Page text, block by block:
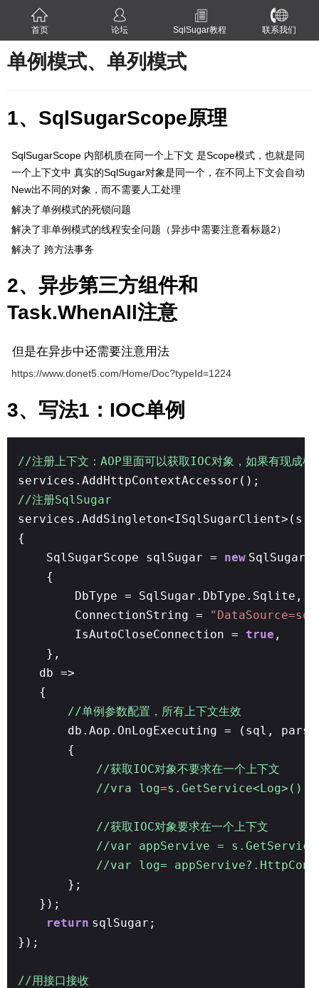
首页 论坛 SqlSugar教程 联系我们
单例模式、单列模式
1、SqlSugarScope原理
SqlSugarScope 内部机质在同一个上下文 是Scope模式，也就是同
一个上下文中 真实的SqlSugar对象是同一个，在不同上下文会自动
New出不同的对象，而不需要人工处理
解决了单例模式的死锁问题
解决了非单例模式的线程安全问题（异步中需要注意看标题2）
解决了 跨方法事务
2、异步第三方组件和
Task.WhenAll注意
但是在异步中还需要注意用法
https://www.donet5.com/Home/Doc?typeId=1224
3、写法1：IOC单例
//注册上下文：AOP里面可以获取IOC对象，如果有现成
services.AddHttpContextAccessor();
//注册SqlSugar
services.AddSingleton<ISqlSugarClient>(s
{
SqlSugarScope sqlSugar = new
{
DbType = SqlSugar.DbType.Sqlite,
ConnectionString =
IsAutoCloseConnection = true ,
},
db =>
{
//单例参数配置，所有上下文生效
db.Aop.OnLogExecuting = (sql, pars)
{
//获取IOC对象不要求在一个上下文
//vra log=s.GetService<Log>()
//获取IOC对象要求在一个上下文
//var appServive =
//var log=
};
});
return sqlSugar;
});
//用接口接收